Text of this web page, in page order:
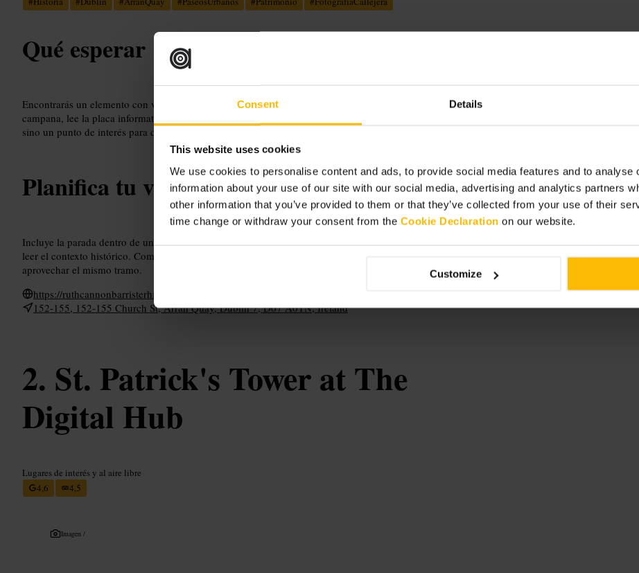
Consent Details
This website uses cookies
We use cookies to personalise content and ads, to provide social media features and to analyse
information about your use of our site with our social media, advertising and analytics partners
other information that you’ve provided to them or that they’ve collected from your use of their
time change or withdraw your consent from the Cookie Declaration on our website.
Customize
Qué esperar
Encontrarás un elemento con valor histórico visible desde la acera. La visita es rápida: mira la
campana, lee la placa informativa y sigue con tu ruta. No es una atracción con grandes instalaciones,
sino un punto de interés para quien disfruta de la historia urbana.
Planifica tu visita
Incluye la parada dentro de un paseo por el centro de Dublín. Ve con calzado cómodo y tiempo para
leer el contexto histórico. Combínalo con otras paradas a pie en Arran Quay o cerca del río para
aprovechar el mismo tramo.
https://ruthcannonbarristerhistory.com/2023/11/22/church-street-and-bow-street-1884/
152-155, 152-155 Church St, Arran Quay, Dublin 7, D07 A0TN, Ireland
St. Patrick's Tower at The
Digital Hub
Lugares de interés y al aire libre
4,6
4,5
Imagen /